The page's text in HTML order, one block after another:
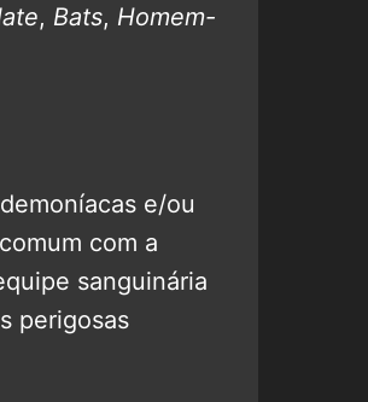
, Bats, Homem-
e/ou
com a
sanguinária
perigosas